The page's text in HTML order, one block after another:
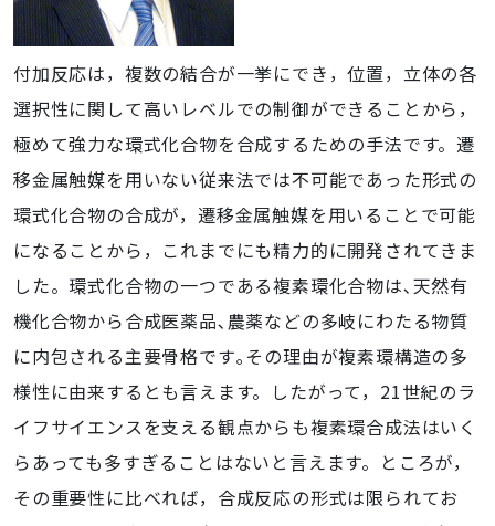
付加反応は，複数の結合が一挙にでき，位置，立体の各
選択性に関して高いレベルでの制御ができることから，
極めて強力な環式化合物を合成するための手法です。遷
移金属触媒を用いない従来法では不可能であった形式の
環式化合物の合成が，遷移金属触媒を用いることで可能
になることから，これまでにも精力的に開発されてきま
した。環式化合物の一つである複素環化合物は､天然有
機化合物から合成医薬品､農薬などの多岐にわたる物質
に内包される主要骨格です｡その理由が複素環構造の多
様性に由来するとも言えます。したがって，21世紀のラ
イフサイエンスを支える観点からも複素環合成法はいく
らあっても多すぎることはないと言えます。ところが，
その重要性に比べれば，合成反応の形式は限られてお